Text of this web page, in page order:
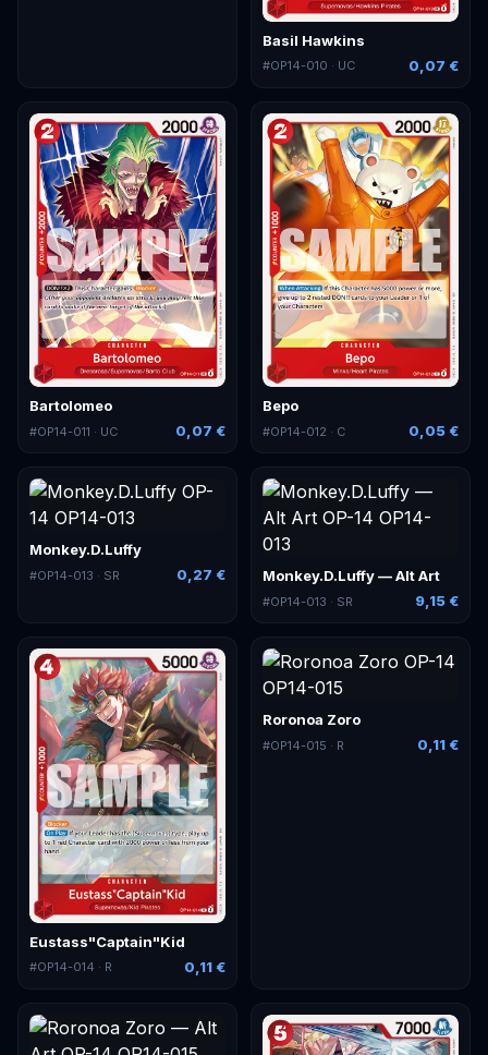
Basil Hawkins
#OP14-010 · UC 0,07 €
Bartolomeo
#OP14-011 · UC 0,07 €
Bepo
#OP14-012 · C 0,05 €
Monkey.D.Luffy
#OP14-013 · SR 0,27 € Monkey.D.Luffy — Alt Art
#OP14-013 · SR 9,15 €
Eustass"Captain"Kid
#OP14-014 · R 0,11 €
Roronoa Zoro
#OP14-015 · R 0,11 €